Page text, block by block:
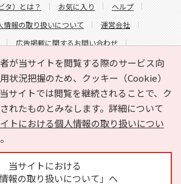
が当サイトを閲覧する際のサービス向
状況把握のため、クッキー（Cookie）
サイトでは閲覧を継続されることで、ク
れたものとみなします。詳細について
イトにおける個人情報の取り扱いについ
当サイトにおける
情報の取り扱いについて」へ
タ）とは？ お気に入り
ヘルプ
情報の取り扱いについて
運営会社
広告掲載に関するお問い合わせ
の内容に関するお問い合わせ
HYOJITO.Co.,Ltd. All Rights Reserved.